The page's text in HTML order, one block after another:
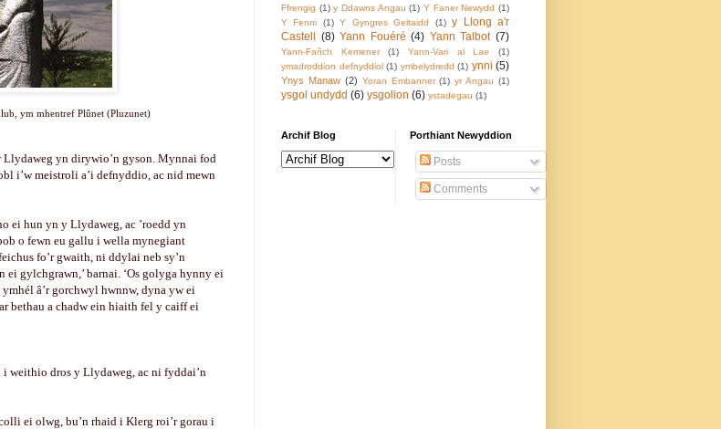
ym mhentref Plûnet (Pluzunet)
yn dirywio’n gyson. Mynnai fod
i’w meistroli a’i defnyddio, ac nid mewn
ei hun yn y Llydaweg, ac ’roedd yn
o fewn eu gallu i wella mynegiant
fo’r gwaith, ni ddylai neb sy’n
gylchgrawn,’ barnai. ‘Os golyga hynny ei
â’r gorchwyl hwnnw, dyna yw ei
bethau a chadw ein hiaith fel y caiff ei
i weithio dros y Llydaweg, ac ni fyddai’n
ei olwg, bu’n rhaid i Klerg roi’r gorau i
Ffrengig (1) y Ddawns Angau (1) Y Faner Newydd (1)
Y Fenni
(1) Y Gyngres Geltaidd (1) y Llong a'r
Castell
(8) Yann Fouéré (4) Yann Talbot (7)
Yann-Fañch Kemener (1) Yann-Vari al Lae
(1)
ymadroddion defnyddiol (1) ymbelydredd (1) ynni (5)
Ynys Manaw (2) Yoran Embanner (1) yr Angau (1)
ysgol undydd (6) ysgolion (6) ystadegau (1)
Archif Blog Porthiant Newyddion
Posts
Comments